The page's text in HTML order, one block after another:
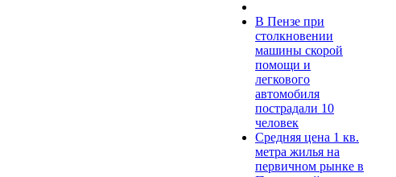
В Пензе при
столкновении
машины скорой
помощи и
легкового
автомобиля
пострадали 10
человек
Средняя цена 1 кв.
метра жилья на
первичном рынке в